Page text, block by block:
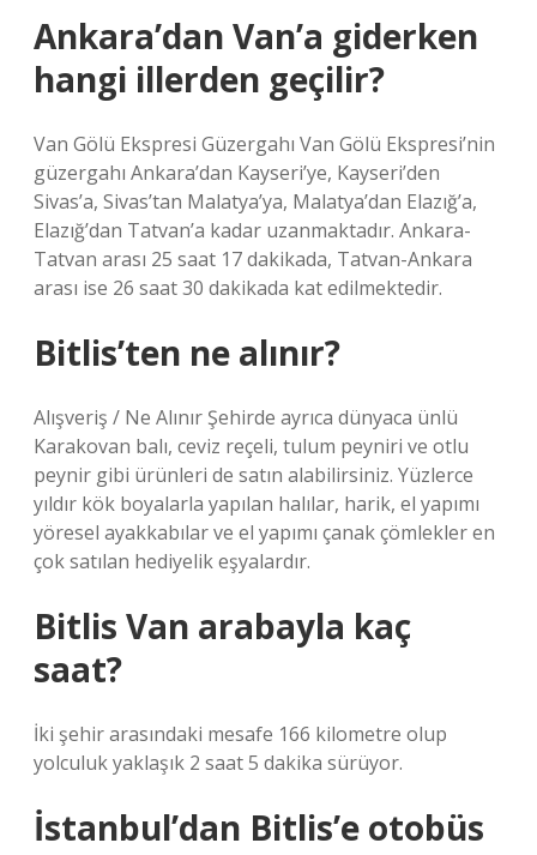
Ankara’dan Van’a giderken
hangi illerden geçilir?
Van Gölü Ekspresi Güzergahı Van Gölü Ekspresi’nin
güzergahı Ankara’dan Kayseri’ye, Kayseri’den
Sivas’a, Sivas’tan Malatya’ya, Malatya’dan Elazığ’a,
Elazığ’dan Tatvan’a kadar uzanmaktadır. Ankara-
Tatvan arası 25 saat 17 dakikada, Tatvan-Ankara
arası ise 26 saat 30 dakikada kat edilmektedir.
Bitlis’ten ne alınır?
Alışveriş / Ne Alınır Şehirde ayrıca dünyaca ünlü
Karakovan balı, ceviz reçeli, tulum peyniri ve otlu
peynir gibi ürünleri de satın alabilirsiniz. Yüzlerce
yıldır kök boyalarla yapılan halılar, harik, el yapımı
yöresel ayakkabılar ve el yapımı çanak çömlekler en
çok satılan hediyelik eşyalardır.
Bitlis Van arabayla kaç
saat?
İki şehir arasındaki mesafe 166 kilometre olup
yolculuk yaklaşık 2 saat 5 dakika sürüyor.
İstanbul’dan Bitlis’e otobüs